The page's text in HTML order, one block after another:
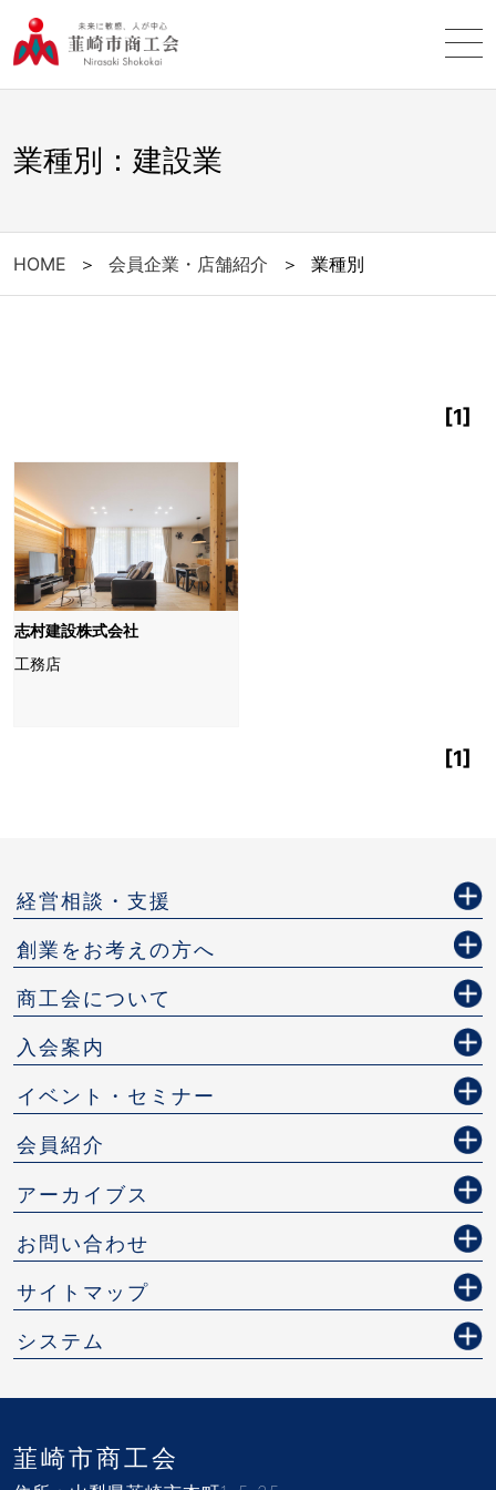
業種別：建設業
HOME ＞ 会員企業・店舗紹介 ＞ 業種別
[1]
志村建設株式会社
工務店
[1]
経営相談・支援
創業をお考えの方へ
商工会について
入会案内
イベント・セミナー
会員紹介
アーカイブス
お問い合わせ
サイトマップ
システム
韮崎市商工会